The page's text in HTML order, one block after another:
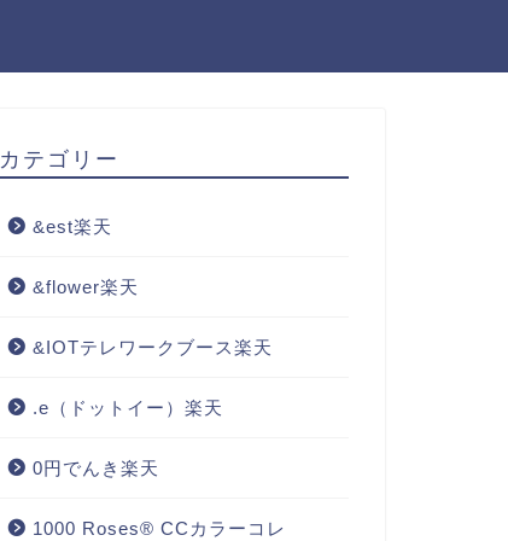
カテゴリー
&est楽天
&flower楽天
&IOTテレワークブース楽天
.e（ドットイー）楽天
0円でんき楽天
1000 Roses® CCカラーコレ